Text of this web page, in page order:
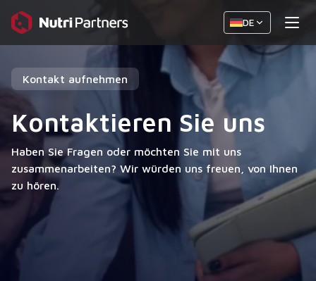
DE
Kontakt aufnehmen
Kontaktieren Sie uns
Haben Sie Fragen oder möchten Sie mit uns
zusammenarbeiten? Wir würden uns freuen, von Ihnen
zu hören.